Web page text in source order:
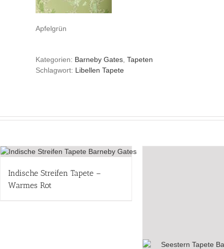
Apfelgrün
Kategorien: Barneby Gates Tapeten
Schlagwort: Libellen Tapete
Indische Streifen Tapete –
Warmes Rot